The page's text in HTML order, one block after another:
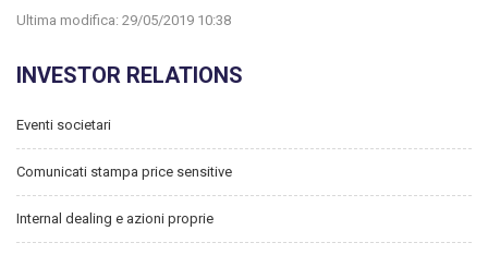
Ultima modifica: 29/05/2019 10:38
INVESTOR RELATIONS
Eventi societari
Comunicati stampa price sensitive
Internal dealing e azioni proprie